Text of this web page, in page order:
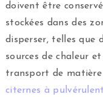
doivent être
stockées dans des
disperser, telles que
sources de chaleur
transport de
citernes à